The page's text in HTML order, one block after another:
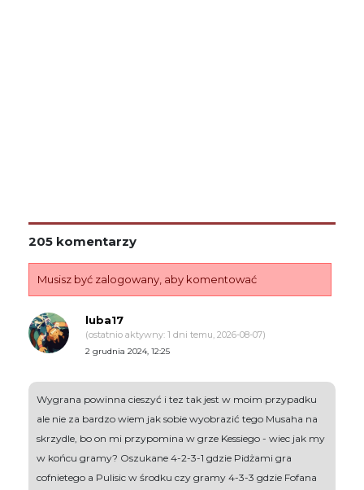
205 komentarzy
Musisz być zalogowany, aby komentować
luba17
(ostatnio aktywny: 1 dni temu, 2026-08-07)
2 grudnia 2024, 12:25
Wygrana powinna cieszyć i tez tak jest w moim przypadku
ale nie za bardzo wiem jak sobie wyobrazić tego Musaha na
skrzydle, bo on mi przypomina w grze Kessiego - wiec jak my
w końcu gramy? Oszukane 4-2-3-1 gdzie Pidżami gra
cofnietego a Pulisic w środku czy gramy 4-3-3 gdzie Fofana